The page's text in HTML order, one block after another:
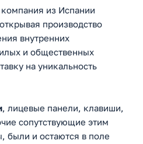
из Испании
производство
внутренних
и общественных
на уникальность
, лицевые панели, клавиши,
сопутствующие этим
были и остаются в поле